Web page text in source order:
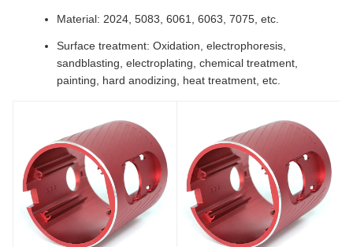
Material: 2024, 5083, 6061, 6063, 7075, etc.
Surface treatment: Oxidation, electrophoresis,
sandblasting, electroplating, chemical treatment,
painting, hard anodizing, heat treatment, etc.